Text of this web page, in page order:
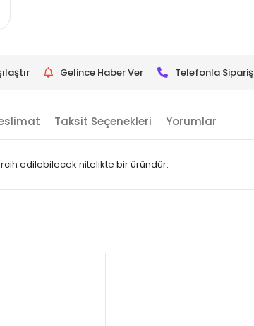
Gelince Haber Ver Telefonla Sipariş
Taksit Seçenekleri Yorumlar
edilebilecek nitelikte bir üründür.